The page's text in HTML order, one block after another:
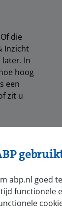
die
Inzicht
In
hoog
een
zit u
abp.nl goed
functionele